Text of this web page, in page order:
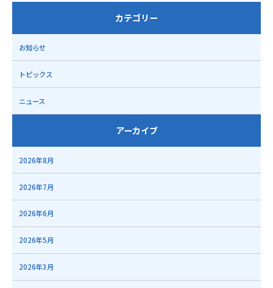
カテゴリー
お知らせ
トピックス
ニュース
アーカイブ
2026年8月
2026年7月
2026年6月
2026年5月
2026年3月